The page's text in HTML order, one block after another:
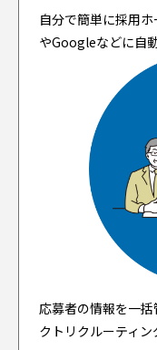
自分で簡単に採用
やGoogleなどに自
応募者の情報を一
クトリクルーティン